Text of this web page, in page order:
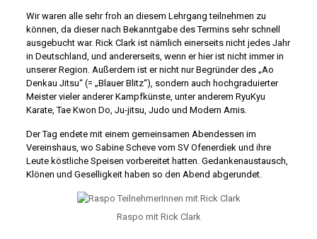
Wir waren alle sehr froh an diesem Lehrgang teilnehmen zu
können, da dieser nach Bekanntgabe des Termins sehr schnell
ausgebucht war. Rick Clark ist nämlich einerseits nicht jedes Jahr
in Deutschland, und andererseits, wenn er hier ist nicht immer in
unserer Region. Außerdem ist er nicht nur Begründer des „Ao
Denkau Jitsu“ (= „Blauer Blitz“), sondern auch hochgraduierter
Meister vieler anderer Kampfkünste, unter anderem RyuKyu
Karate, Tae Kwon Do, Ju-jitsu, Judo und Modern Arnis.
Der Tag endete mit einem gemeinsamen Abendessen im
Vereinshaus, wo Sabine Scheve vom SV Ofenerdiek und ihre
Leute köstliche Speisen vorbereitet hatten. Gedankenaustausch,
Klönen und Geselligkeit haben so den Abend abgerundet.
Raspo mit Rick Clark